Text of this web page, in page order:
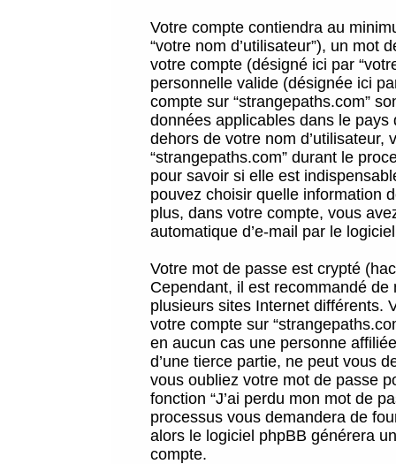
Votre compte contiendra au
“votre nom d’utilisateur”), un mot
votre compte (désigné ici par
personnelle valide (désignée ici
compte sur “strangepaths.com”
données applicables dans le
dehors de votre nom
“strangepaths.com” durant le
pour savoir si elle est
pouvez choisir quelle information
plus, dans votre compte, vous
automatique d’e-mail par le
Votre mot de passe est crypté
Cependant, il est recommandé
plusieurs sites Internet différents.
votre compte sur
en aucun cas une personne
d’une tierce partie, ne peut vous
vous oubliez votre mot de passe
fonction “J’ai perdu mon mot de
processus vous demandera de
alors le logiciel phpBB générera
compte.